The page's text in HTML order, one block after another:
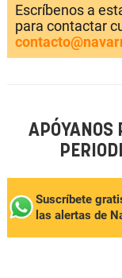
Escríbenos a
para contactar
APÓYANOS
Suscríbete
las alertas de